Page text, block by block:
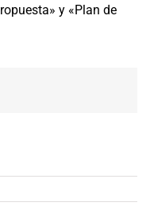
y «Plan de